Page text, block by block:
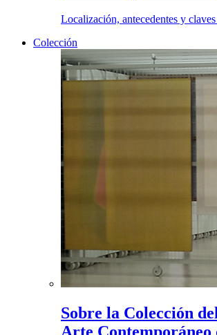
Localización, antecedentes y
Colección
Sobre la Colección